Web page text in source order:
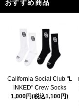
おすすめ商品
California Social Club "L
INKED" Crew Socks
1,000円(税込1,100円)